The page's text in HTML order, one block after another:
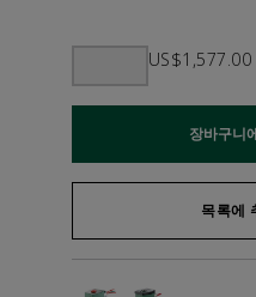
US$1,577.00
장바구니
목록에